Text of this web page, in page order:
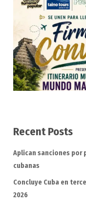
Recent Posts
Aplican sanciones por
cubanas
Concluye Cuba en
2026